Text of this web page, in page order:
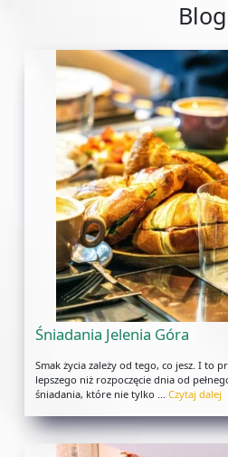
Blog
Śniadania Jelenia Góra
Smak życia zależy od tego, co jesz. I to
lepszego niż rozpoczęcie dnia od
śniadania, które nie tylko … Czytaj dalej